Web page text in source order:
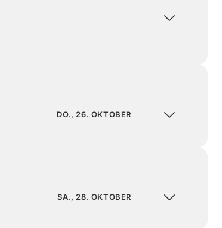
DO., 26. OKTOBER
SA., 28. OKTOBER